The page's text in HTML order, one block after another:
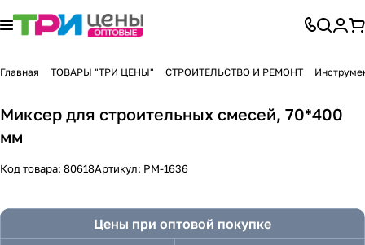
Главная ТОВАРЫ "ТРИ ЦЕНЫ" СТРОИТЕЛЬСТВО И РЕМОНТ
Миксер для строительных смесей, 70*400
мм
Код товара: 80618Артикул: PM-1636
Цены при оптовой покупке